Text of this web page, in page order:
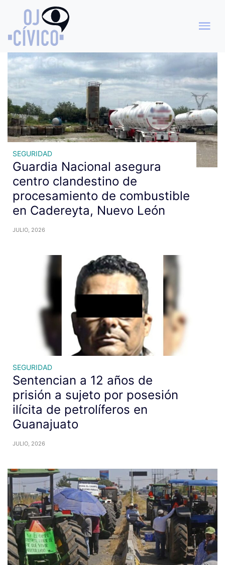
Archivo de etiquetas: FGR
SEGURIDAD
Guardia Nacional asegura
centro clandestino de
procesamiento de combustible
en Cadereyta, Nuevo León
JULIO, 2026
SEGURIDAD
Sentencian a 12 años de
prisión a sujeto por posesión
ilícita de petrolíferos en
Guanajuato
JULIO, 2026